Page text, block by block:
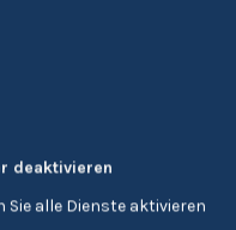
deaktivieren
alle Dienste aktivieren